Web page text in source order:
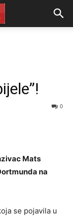
0
Mats
na
se pojavila u